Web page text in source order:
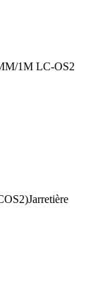
1M LC-OS2